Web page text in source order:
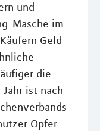
und
Masche im
Geld
die
ist nach
Opfer